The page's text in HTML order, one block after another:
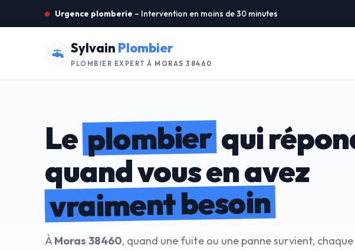
Urgence plomberie – Intervention en moins de 30 minutes
Sylvain Plombier
PLOMBIER EXPERT À MORAS 38460
Leplombierqui
quand vous en avez
vraiment besoin
ÀMoras 38460, quand une fuite ou une panne survient, chaque